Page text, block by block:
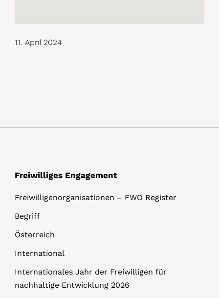
11. April 2024
Freiwilliges Engagement
Freiwilligenorganisationen – FWO Register
Begriff
Österreich
International
Internationales Jahr der Freiwilligen für
nachhaltige Entwicklung 2026